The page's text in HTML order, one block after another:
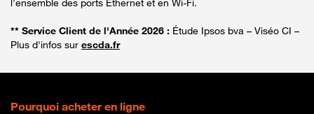
** Service Client de l'Année 2026 : Étude Ipsos bva – Viséo CI –
Plus d'infos sur escda.fr
Pourquoi acheter en ligne